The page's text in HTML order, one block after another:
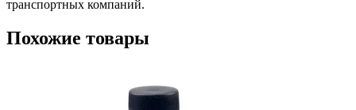
транспортных компаний.
Похожие товары